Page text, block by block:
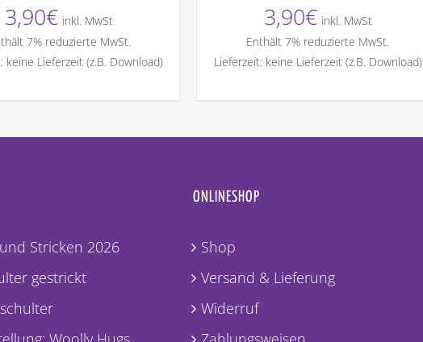
3,90€ inkl. MwSt
7% reduzierte MwSt.
keine Lieferzeit (z.B. Download)
3,90€ inkl. MwSt
Enthält 7% reduzierte MwSt.
Lieferzeit: keine Lieferzeit (z.B. Download)
Stricken 2026
gestrickt
ONLINESHOP
Shop
Versand & Lieferung
Widerruf